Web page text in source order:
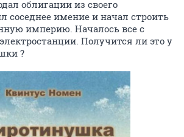
облигации из своего
соседнее имение и начал строить
империю. Началось все с
Получится ли это у
?